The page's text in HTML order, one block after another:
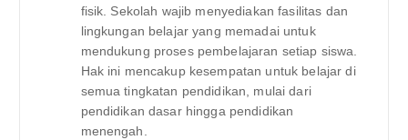
fisik. Sekolah wajib menyediakan fasilitas dan
lingkungan belajar yang memadai untuk
mendukung proses pembelajaran setiap siswa.
Hak ini mencakup kesempatan untuk belajar di
semua tingkatan pendidikan, mulai dari
pendidikan dasar hingga pendidikan
menengah.